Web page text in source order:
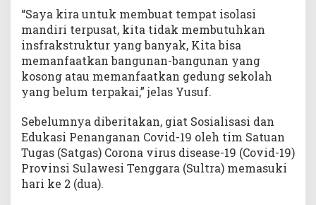
“Saya kira untuk membuat tempat isolasi
mandiri terpusat, kita tidak membutuhkan
insfrakstruktur yang banyak, Kita bisa
memanfaatkan bangunan-bangunan yang
kosong atau memanfaatkan gedung sekolah
yang belum terpakai,” jelas Yusuf.
Sebelumnya diberitakan, giat Sosialisasi dan
Edukasi Penanganan Covid-19 oleh tim Satuan
Tugas (Satgas) Corona virus disease-19 (Covid-19)
Provinsi Sulawesi Tenggara (Sultra) memasuki
hari ke 2 (dua).